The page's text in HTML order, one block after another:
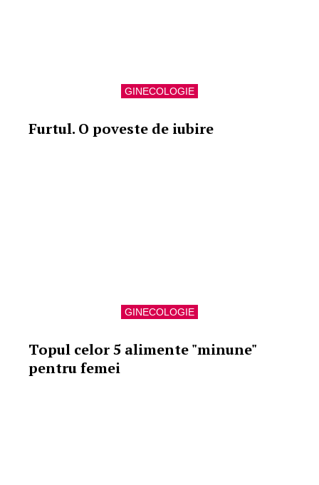
GINECOLOGIE
Furtul. O poveste de iubire
GINECOLOGIE
Topul celor 5 alimente "minune"
pentru femei